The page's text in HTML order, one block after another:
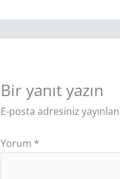
Bir yanıt yazın
E-posta adresiniz
Yorum *